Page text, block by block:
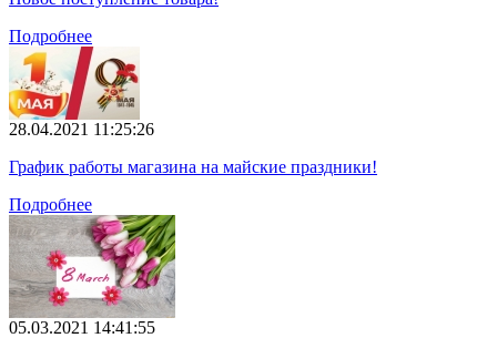
Подробнее
28.04.2021 11:25:26
График работы магазина на майские праздники!
Подробнее
05.03.2021 14:41:55